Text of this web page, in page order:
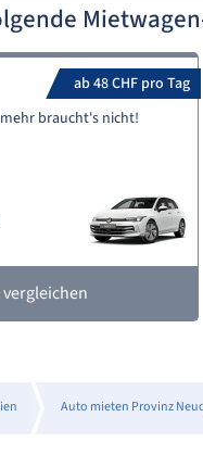
ab 48 CHF pro Tag
braucht's nicht!
Auto mieten Provinz